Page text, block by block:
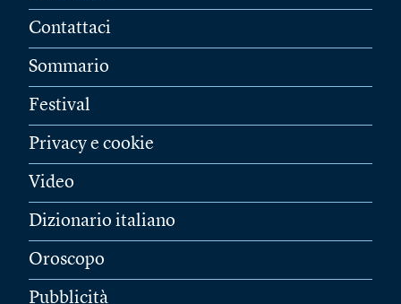
Contattaci
Sommario
Festival
Privacy e cookie
Video
Dizionario italiano
Oroscopo
Pubblicità